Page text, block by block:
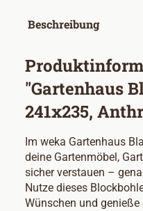
Beschreibung
"Gartenhaus
241x235,
Im weka Gartenhaus
deine Gartenmöbel,
sicher verstauen –
Nutze dieses
Wünschen und